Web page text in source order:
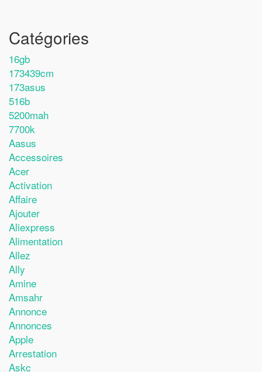
Catégories
16gb
173439cm
173asus
516b
5200mah
7700k
Aasus
Accessoires
Acer
Activation
Affaire
Ajouter
Aliexpress
Alimentation
Allez
Ally
Amine
Amsahr
Annonce
Annonces
Apple
Arrestation
Askc